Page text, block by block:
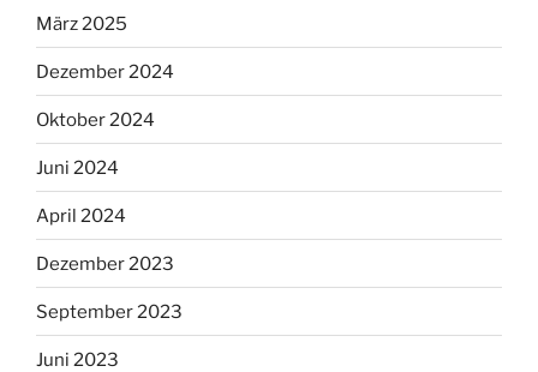
März 2025
Dezember 2024
Oktober 2024
Juni 2024
April 2024
Dezember 2023
September 2023
Juni 2023